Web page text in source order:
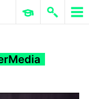
ERP 與商業 AI